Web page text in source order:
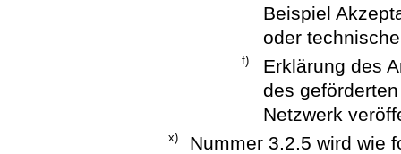
Beispiel
oder
f)
Erklärung des
des
Netzwerk
x) Nummer 3.2.5 wird wie